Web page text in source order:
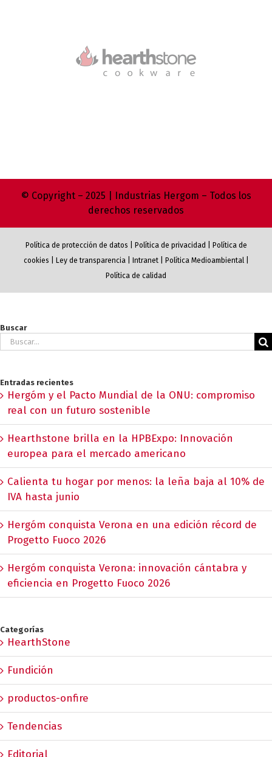
© Copyright – 2025 | Industrias Hergom – Todos los
derechos reservados
Política de protección de datos Política de privacidad
Política de
cookies
Ley de transparencia| Intranet| Política Medioambiental|
Política de calidad
Buscar
Buscar:
Entradas recientes
Hergóm y el Pacto Mundial de la ONU: compromiso
real con un futuro sostenible
Hearthstone brilla en la HPBExpo: Innovación
europea para el mercado americano
Calienta tu hogar por menos: la leña baja al 10% de
IVA hasta junio
Hergóm conquista Verona en una edición récord de
Progetto Fuoco 2026
Hergóm conquista Verona: innovación cántabra y
eficiencia en Progetto Fuoco 2026
Categorías
HearthStone
Fundición
productos-onfire
Tendencias
Editorial